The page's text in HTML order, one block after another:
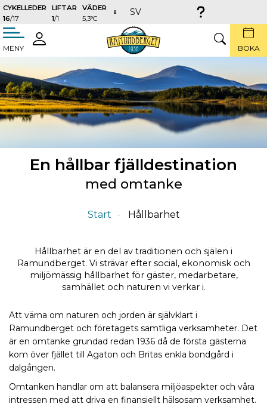
CYKELLEDER
16/17
LIFTAR
1/1
VÄDER
5,3°C
SV
MENY
LOGGA
SÖK BOKA
En hållbar fjälldestination
med omtanke
Start Hållbarhet
Hållbarhet är en del av traditionen och själen i
Ramundberget. Vi strävar efter social, ekonomisk och
miljömässig hållbarhet för gäster, medarbetare,
samhället och naturen vi verkar i.
Att värna om naturen och jorden är självklart i
Ramundberget och företagets samtliga verksamheter. Det
är en omtanke grundad redan 1936 då de första gästerna
kom över fjället till Agaton och Britas enkla bondgård i
dalgången.
Omtanken handlar om att balansera miljöaspekter och våra
intressen med att driva en finansiellt hälsosam verksamhet.